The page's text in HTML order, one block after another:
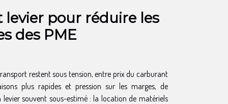
levier pour réduire les
des PME
restent sous tension, entre prix du carburant
plus rapides et pression sur les marges, de
levier souvent sous-estimé : la location de matériels